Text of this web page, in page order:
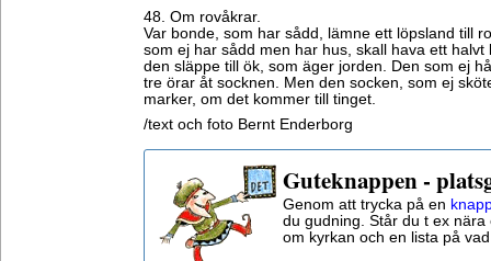
48. Om rovåkrar.
Var bonde, som har sådd, lämne ett löpsland till
som ej har sådd men har hus, skall hava ett halvt
den släppe till ök, som äger jorden. Den som ej
tre örar åt socknen. Men den socken, som ej
marker, om det kommer till tinget.
/text och foto Bernt Enderborg
Guteknappen -
Genom att trycka på en
du gudning. Står du t ex
om kyrkan och en lista på